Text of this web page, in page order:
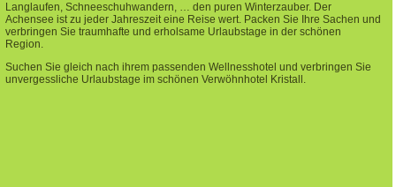
Langlaufen, Schneeschuhwandern, … den puren Winterzauber. Der
Achensee ist zu jeder Jahreszeit eine Reise wert. Packen Sie Ihre Sachen und
verbringen Sie traumhafte und erholsame Urlaubstage in der schönen
Region.
Suchen Sie gleich nach ihrem passenden Wellnesshotel und verbringen Sie
unvergessliche Urlaubstage im schönen Verwöhnhotel Kristall.